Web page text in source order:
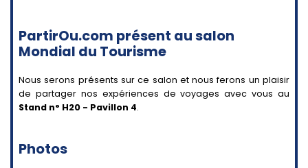
PartirOu.com présent au salon
Mondial du Tourisme
Nous serons présents sur ce salon et nous ferons un plaisir
de partager nos expériences de voyages avec vous au
Stand n° H20 - Pavillon 4.
Photos